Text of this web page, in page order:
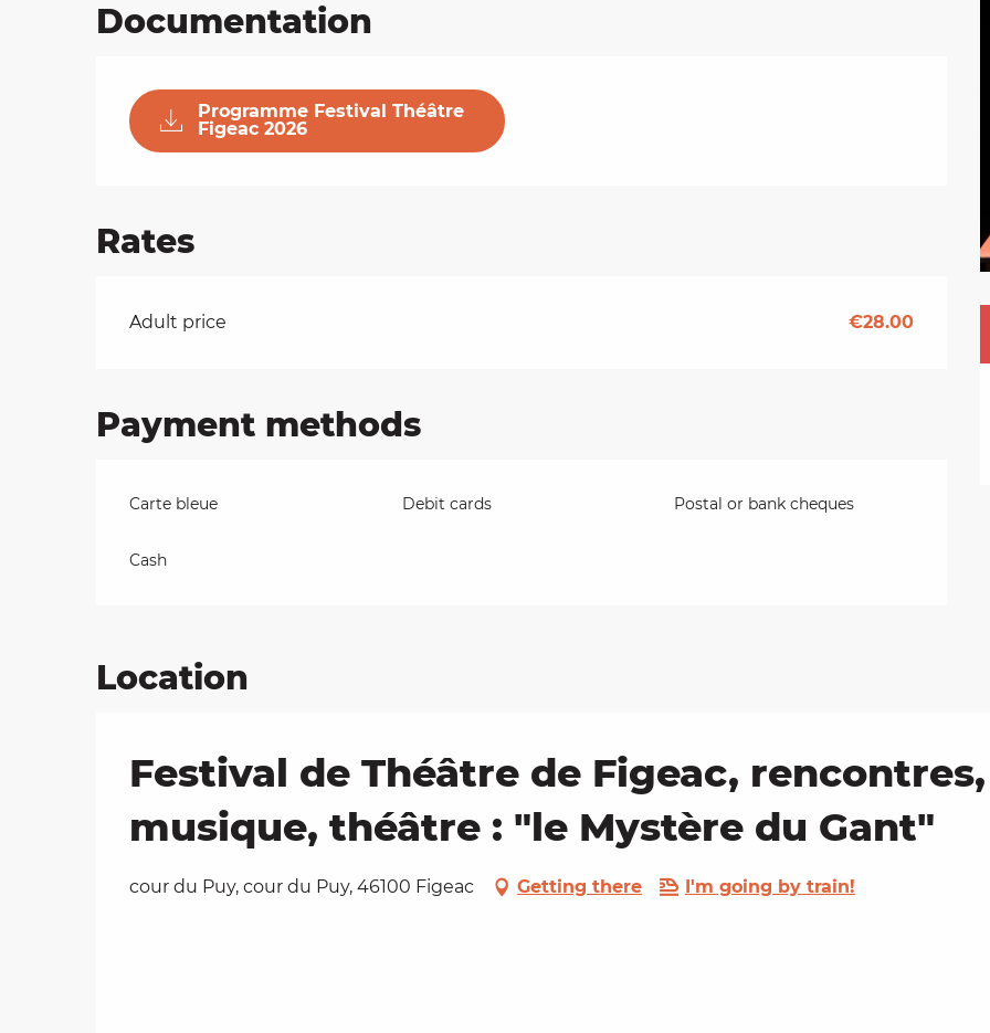
Documentation
Programme Festival Théâtre
Figeac 2026
Rates
Rates 2026
Adult price €28.00
Payment methods
Carte bleue Debit cards Postal or bank cheques
Cash
Location
Festival de Théâtre de Figeac,
musique, théâtre : "le Mystère du Gant"
cour du Puy, cour du Puy, 46100 Figeac Getting there I'm going by train!